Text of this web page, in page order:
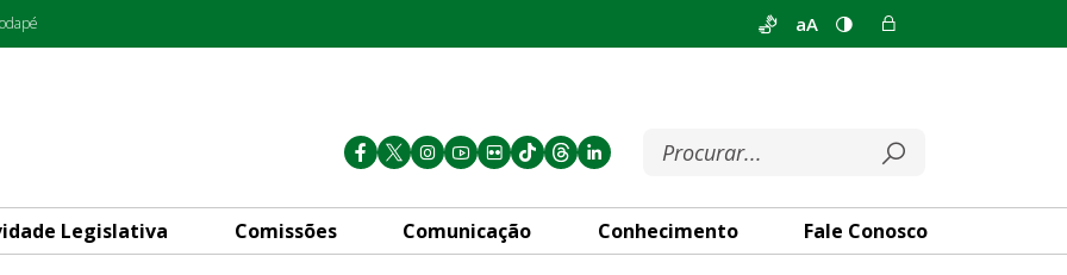
aA
Legislativa Comissões Comunicação Conhecimento Fale Conosco